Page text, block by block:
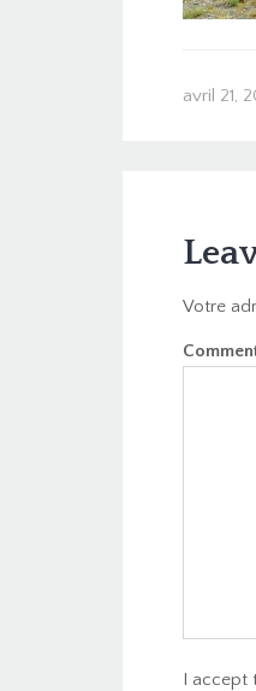
avril 21,
Votre
I accept